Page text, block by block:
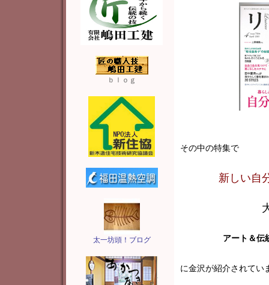
ｂｌｏｇ
太一坊頭！ブログ
その中の特集で
新しい自
アート＆伝
に金沢が紹介されてい